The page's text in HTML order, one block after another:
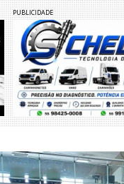
PUBLICIDADE